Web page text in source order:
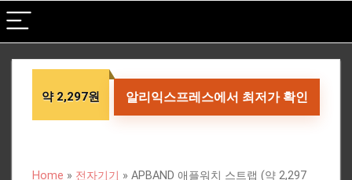
약 2,297원 알리익스프레스에서 최저가 확인
Home » 전자기기 » APBAND 애플워치 스트랩 (약 2,297